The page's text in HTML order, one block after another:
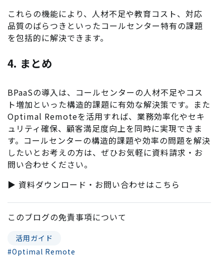
これらの機能により、人材不足や教育コスト、対応
品質のばらつきといったコールセンター特有の課題
を包括的に解決できます。
4. まとめ
BPaaSの導入は、コールセンターの人材不足やコス
ト増加といった構造的課題に有効な解決策です。また
Optimal Remoteを活用すれば、業務効率化やセキ
ュリティ確保、顧客満足度向上を同時に実現できま
す。コールセンターの構造的課題や効率の問題を解決
したいとお考えの方は、ぜひお気軽に資料請求・お
問い合わせください。
▶ 資料ダウンロード・お問い合わせはこちら
このブログの免責事項について
活用ガイド
#Optimal Remote